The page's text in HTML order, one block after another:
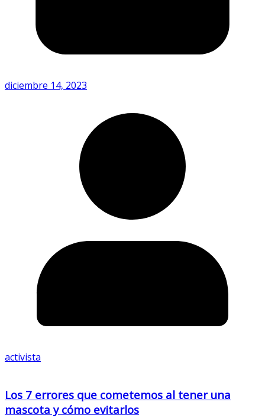
diciembre 14, 2023
activista
Los 7 errores que cometemos al tener una
mascota y cómo evitarlos